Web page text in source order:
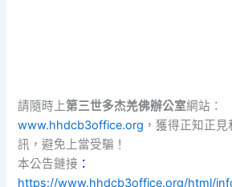
請隨時上第三世多杰羌佛辦公室網站：
www.hhdcb3office.org ，獲得正知正
訊，避免上當受騙！
本公告鏈接 ：
https://www.hhdcb3office.org/html/